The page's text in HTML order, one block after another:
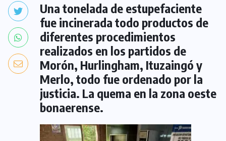
Una tonelada de estupefaciente
fue incinerada todo productos de
diferentes procedimientos
realizados en los partidos de
Morón, Hurlingham, Ituzaingó y
Merlo, todo fue ordenado por la
justicia. La quema en la zona oeste
bonaerense.